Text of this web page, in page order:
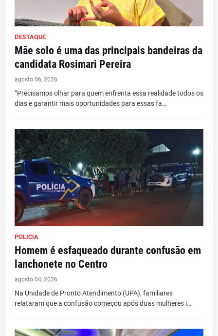
DESTAQUE
Mãe solo é uma das principais bandeiras da
candidata Rosimari Pereira
agosto 06, 2026
“Precisamos olhar para quem enfrenta essa realidade todos os
dias e garantir mais oportunidades para essas fa…
POLICIA
Homem é esfaqueado durante confusão em
lanchonete no Centro
agosto 04, 2026
Na Unidade de Pronto Atendimento (UPA), familiares
relataram que a confusão começou após duas mulheres i…